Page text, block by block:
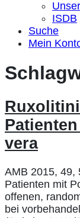
ISDB
Suche
Mein
vera
AMB 2015, 49,
Patienten mit
offenen,
bei